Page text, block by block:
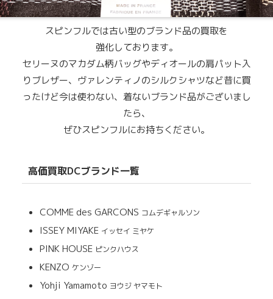
スピンフルでは古い型のブランド品の買取を
強化しております。
セリーヌのマカダム柄バッグやディオールの肩パット入
りブレザー、ヴァレンティノのシルクシャツなど昔に買
ったけど今は使わない、着ないブランド品がございまし
たら、
ぜひスピンフルにお持ちください。
高価買取DCブランド一覧
COMME des GARCONS コムデギャルソン
ISSEY MIYAKE イッセイ ミヤケ
PINK HOUSE ピンクハウス
KENZO ケンゾー
Yohji Yamamoto ヨウジ ヤマモト